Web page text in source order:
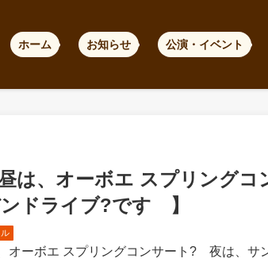
ホーム お知らせ 公演・イベント
は、オーボエ スプリング
ドライブ?です 】
オーボエ スプリングコンサート? 夜は、サ